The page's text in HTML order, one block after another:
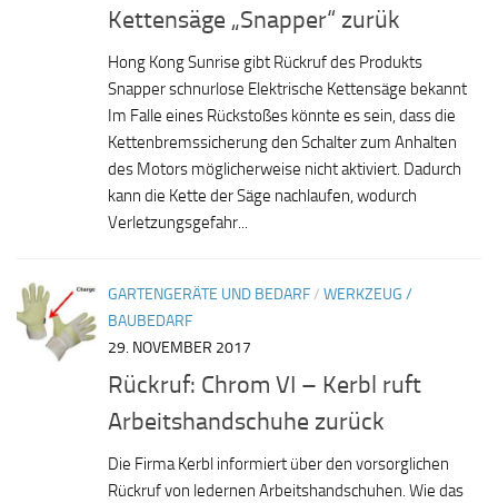
Kettensäge „Snapper“ zurük
Hong Kong Sunrise gibt Rückruf des Produkts
Snapper schnurlose Elektrische Kettensäge bekannt
Im Falle eines Rückstoßes könnte es sein, dass die
Kettenbremssicherung den Schalter zum Anhalten
des Motors möglicherweise nicht aktiviert. Dadurch
kann die Kette der Säge nachlaufen, wodurch
Verletzungsgefahr...
GARTENGERÄTE UND BEDARF/ WERKZEUG /
BAUBEDARF
29. NOVEMBER 2017
Rückruf: Chrom VI – Kerbl ruft
Arbeitshandschuhe zurück
Die Firma Kerbl informiert über den vorsorglichen
Rückruf von ledernen Arbeitshandschuhen. Wie das